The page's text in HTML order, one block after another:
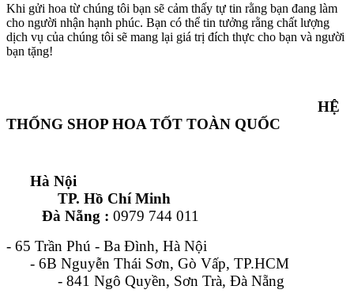
Khi gửi hoa từ chúng tôi bạn sẽ cảm thấy tự tin rằng bạn đang làm
cho người nhận hạnh phúc. Bạn có thể tin tưởng rằng chất lượng
dịch vụ của chúng tôi sẽ mang lại giá trị đích thực cho bạn và người
bạn tặng!
HỆ
THỐNG SHOP HOA TỐT TOÀN QUỐC
Hà Nội
TP. Hồ Chí Minh
Đà Nẵng : 0979 744 011
- 65 Trần Phú - Ba Đình, Hà Nội
- 6B Nguyễn Thái Sơn, Gò Vấp, TP.HCM
- 841 Ngô Quyền, Sơn Trà, Đà Nẵng